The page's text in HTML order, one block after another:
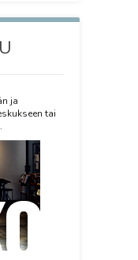
ja
tai